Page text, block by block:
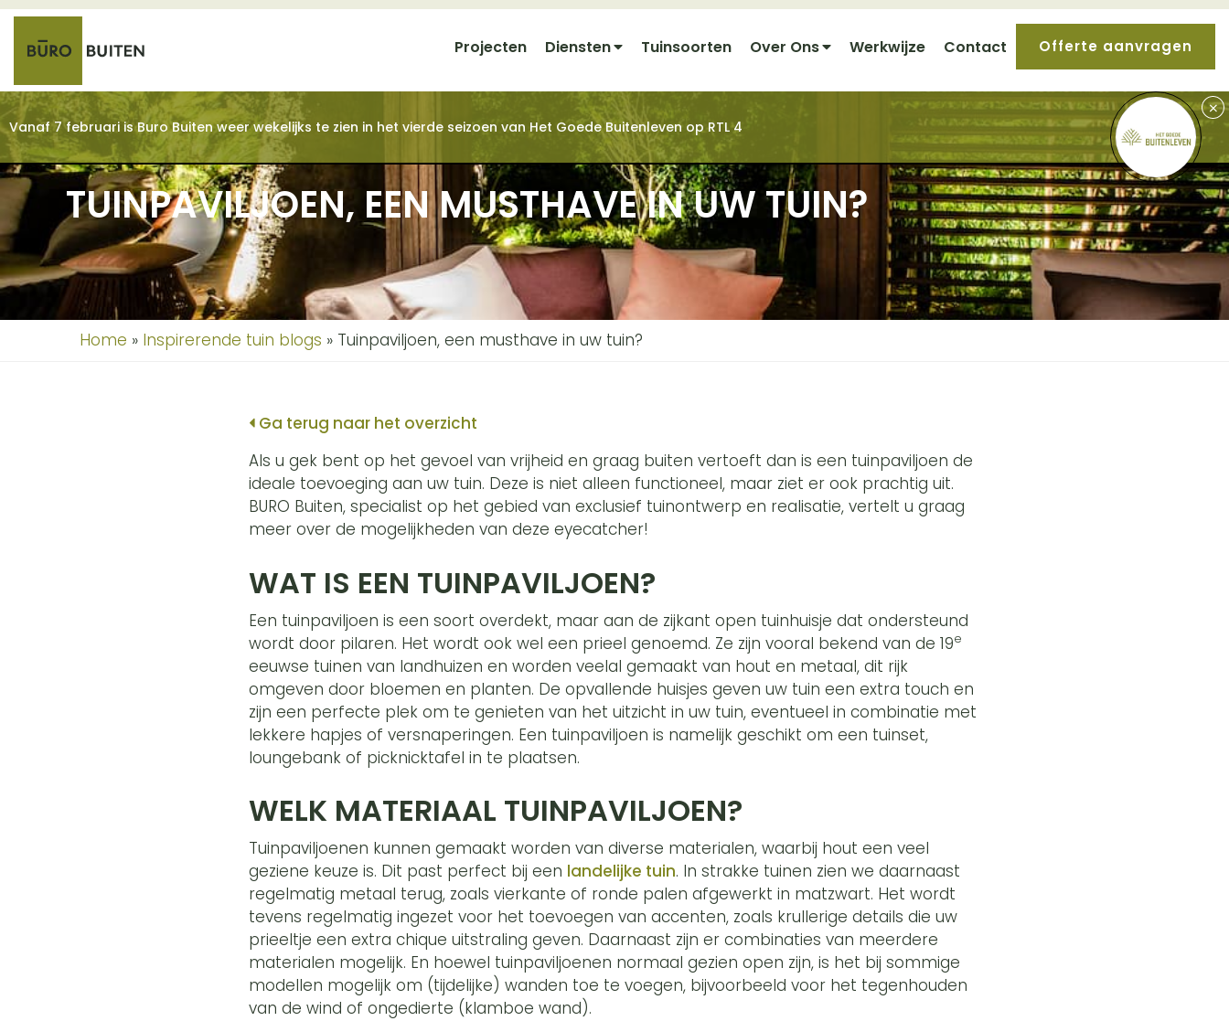
Projecten Diensten Tuinsoorten Over Ons Werkwijze Contact Offerte aanvragen
Vanaf 7 februari is Buro Buiten weer wekelijks te zien in het vierde seizoen van Het Goede Buitenleven op RTL 4
+
TUINPAVILJOEN, EEN MUSTHAVE IN UW TUIN?
Home » Inspirerende tuin blogs » Tuinpaviljoen, een musthave in uw tuin?
Ga terug naar het overzicht
Als u gek bent op het gevoel van vrijheid en graag buiten vertoeft dan is een tuinpaviljoen de
ideale toevoeging aan uw tuin. Deze is niet alleen functioneel, maar ziet er ook prachtig uit.
BURO Buiten, specialist op het gebied van exclusief tuinontwerp en realisatie, vertelt u graag
meer over de mogelijkheden van deze eyecatcher!
WAT IS EEN TUINPAVILJOEN?
Een tuinpaviljoen is een soort overdekt, maar aan de zijkant open tuinhuisje dat ondersteund
wordt door pilaren. Het wordt ook wel een prieel genoemd. Ze zijn vooral bekend van de 19e
eeuwse tuinen van landhuizen en worden veelal gemaakt van hout en metaal, dit rijk
omgeven door bloemen en planten. De opvallende huisjes geven uw tuin een extra touch en
zijn een perfecte plek om te genieten van het uitzicht in uw tuin, eventueel in combinatie met
lekkere hapjes of versnaperingen. Een tuinpaviljoen is namelijk geschikt om een tuinset,
loungebank of picknicktafel in te plaatsen.
WELK MATERIAAL TUINPAVILJOEN?
Tuinpaviljoenen kunnen gemaakt worden van diverse materialen, waarbij hout een veel
geziene keuze is. Dit past perfect bij een landelijke tuin. In strakke tuinen zien we daarnaast
regelmatig metaal terug, zoals vierkante of ronde palen afgewerkt in matzwart. Het wordt
tevens regelmatig ingezet voor het toevoegen van accenten, zoals krullerige details die uw
prieeltje een extra chique uitstraling geven. Daarnaast zijn er combinaties van meerdere
materialen mogelijk. En hoewel tuinpaviljoenen normaal gezien open zijn, is het bij sommige
modellen mogelijk om (tijdelijke) wanden toe te voegen, bijvoorbeeld voor het tegenhouden
van de wind of ongedierte (klamboe wand).